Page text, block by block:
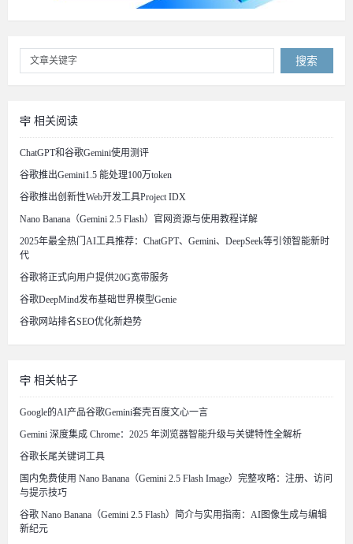
搜索
相关阅读
ChatGPT和谷歌Gemini使用测评
谷歌推出Gemini1.5 能处理100万token
谷歌推出创新性Web开发工具Project IDX
Nano Banana（Gemini 2.5 Flash）官网资源与使用教程详解
2025年最全热门AI工具推荐：ChatGPT、Gemini、DeepSeek等引领智能新时
代
谷歌将正式向用户提供20G宽带服务
谷歌DeepMind发布基础世界模型Genie
谷歌网站排名SEO优化新趋势
相关帖子
Google的AI产品谷歌Gemini套壳百度文心一言
Gemini 深度集成 Chrome：2025 年浏览器智能升级与关键特性全解析
谷歌长尾关键词工具
国内免费使用 Nano Banana（Gemini 2.5 Flash Image）完整攻略：注册、访问
与提示技巧
谷歌 Nano Banana（Gemini 2.5 Flash）简介与实用指南：AI图像生成与编辑
新纪元